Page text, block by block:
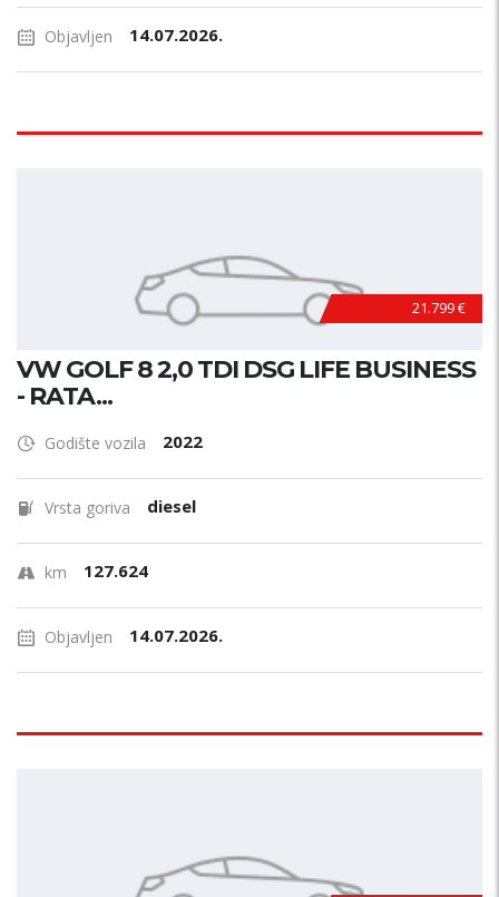
Objavljen 14.07.2026.
21.799 €
VW GOLF 8 2,0 TDI DSG LIFE BUSINESS
- RATA...
Godište vozila 2022
Vrsta goriva diesel
km 127.624
Objavljen 14.07.2026.